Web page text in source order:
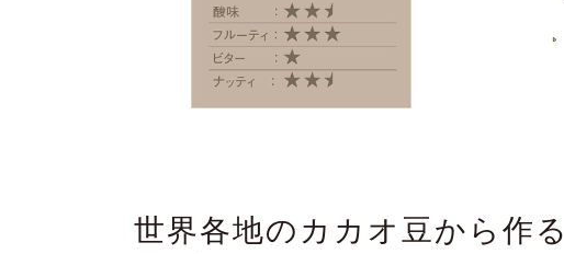
世界各地のカカオ豆から作る